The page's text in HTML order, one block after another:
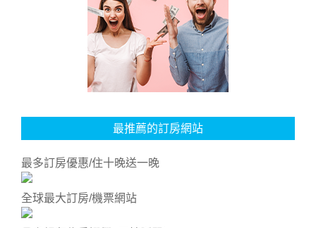
最推薦的訂房網站
最多訂房優惠/住十晚送一晚
全球最大訂房/機票網站